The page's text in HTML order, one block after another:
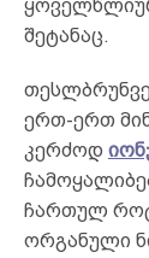
შეტანაც.
ერთ-ერთ
კერძოდ
ჩართულ
ორგანული